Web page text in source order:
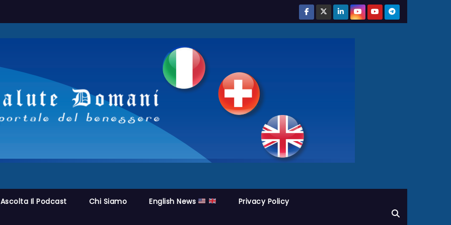
Ascolta Il Podcast Chi Siamo English News Privacy Policy